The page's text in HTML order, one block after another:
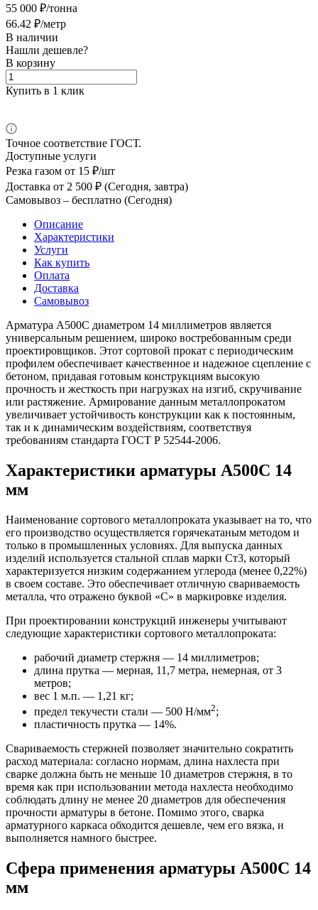
55 000 ₽/тонна
66.42 ₽/метр
В наличии
Нашли дешевле?
В корзину
Купить в 1 клик
Точное соответствие ГОСТ.
Доступные услуги
Резка газом от 15 ₽/шт
Доставка от 2 500 ₽ (Сегодня, завтра)
Самовывоз – бесплатно (Сегодня)
Описание
Характеристики
Услуги
Как купить
Оплата
Доставка
Самовывоз
Арматура А500С диаметром 14 миллиметров является
универсальным решением, широко востребованным среди
проектировщиков. Этот сортовой прокат с периодическим
профилем обеспечивает качественное и надежное сцепление с
бетоном, придавая готовым конструкциям высокую
прочность и жесткость при нагрузках на изгиб, скручивание
или растяжение. Армирование данным металлопрокатом
увеличивает устойчивость конструкции как к постоянным,
так и к динамическим воздействиям, соответствуя
требованиям стандарта ГОСТ Р 52544-2006.
Характеристики арматуры А500С 14
мм
Наименование сортового металлопроката указывает на то, что
его производство осуществляется горячекатаным методом и
только в промышленных условиях. Для выпуска данных
изделий используется стальной сплав марки Ст3, который
характеризуется низким содержанием углерода (менее 0,22%)
в своем составе. Это обеспечивает отличную свариваемость
металла, что отражено буквой «С» в маркировке изделия.
При проектировании конструкций инженеры учитывают
следующие характеристики сортового металлопроката:
рабочий диаметр стержня — 14 миллиметров;
длина прутка — мерная, 11,7 метра, немерная, от 3
метров;
вес 1 м.п. — 1,21 кг;
предел текучести стали — 500 Н/мм2;
пластичность прутка — 14%.
Свариваемость стержней позволяет значительно сократить
расход материала: согласно нормам, длина нахлеста при
сварке должна быть не меньше 10 диаметров стержня, в то
время как при использовании метода нахлеста необходимо
соблюдать длину не менее 20 диаметров для обеспечения
прочности арматуры в бетоне. Помимо этого, сварка
арматурного каркаса обходится дешевле, чем его вязка, и
выполняется намного быстрее.
Сфера применения арматуры А500С 14
мм